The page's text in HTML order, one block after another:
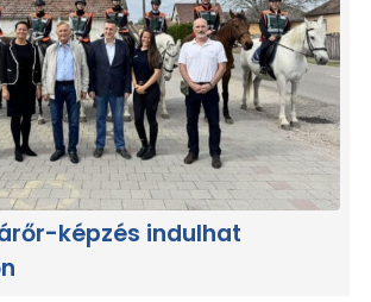
képzés indulhat